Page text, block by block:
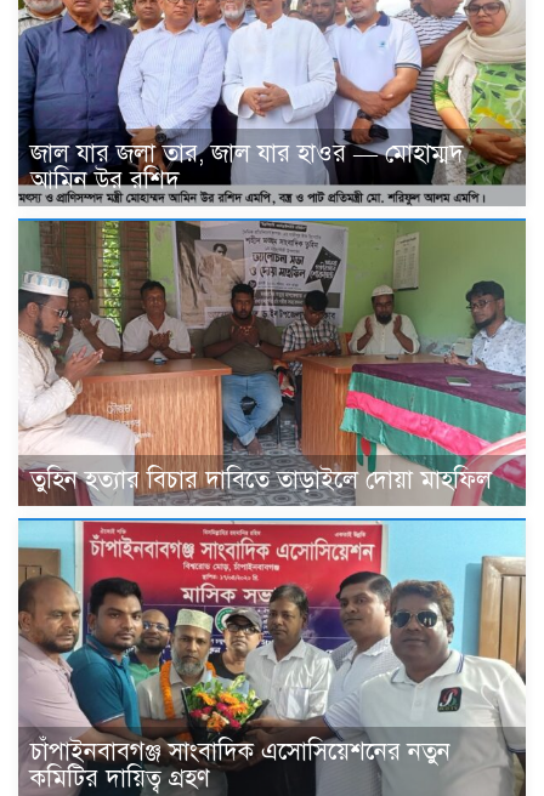
জাল যার জলা তার, জাল যার হাওর — মোহাম্মদ
আমিন উর রশিদ
তুহিন হত্যার বিচার দাবিতে তাড়াইলে দোয়া মাহফিল
চাঁপাইনবাবগঞ্জ সাংবাদিক এসোসিয়েশনের নতুন
কমিটির দায়িত্ব গ্রহণ